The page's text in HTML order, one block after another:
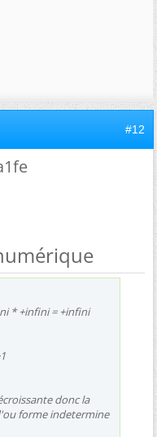
#12
* +infini = +infini
donc la
forme indetermine